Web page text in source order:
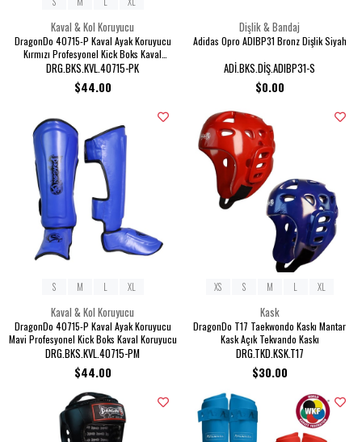
Kaval & Kol Koruyucu
DragonDo 40715-P Kaval Ayak Koruyucu
Kırmızı Profesyonel Kick Boks Kaval
Koruyucu
DRG.BKS.KVL.40715-PK
$44.00
Dişlik & Bandaj
Adidas Opro ADIBP31 Bronz Dişlik Siyah
ADİ.BKS.DİŞ.ADIBP31-S
$0.00
Kaval & Kol Koruyucu
DragonDo 40715-P Kaval Ayak Koruyucu
Mavi Profesyonel Kick Boks Kaval Koruyucu
DRG.BKS.KVL.40715-PM
$44.00
S M L XL
Kask
DragonDo T17 Taekwondo Kaskı Mantar
Kask Açık Tekvando Kaskı
DRG.TKD.KSK.T17
$30.00
XS S M L XL